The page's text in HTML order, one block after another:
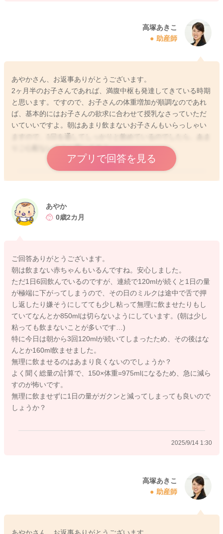
2025/9/13 6:49
高塚あきこ
助産師
あやかさん、お返事ありがとうございます。
2ヶ月半のお子さんであれば、満腹中枢も発達してきている時期
と思います。ですので、お子さんの体重増加が順調なのであれ
ば、基本的にはお子さんの欲求に合わせて授乳なさっていただ
いていいですよ。朝はあまり飲まないお子さんもいらっしゃい
ますので、1日を通してしっかりと飲めているのでしたら、あま
りご心配ないように思いますよ。
アプリで回答を見る
あやか
0歳2カ月
ご回答ありがとうございます。
朝は飲まない赤ちゃんもいるんですね。安心しました。
ただ1日6回飲んでいるのですが、連続で120mlが続くと1日の量
が極端に下がってしまうので、その日のミルクは途中で舌で押
し返したり嫌そうにしてても少し粘って無理に飲ませたりもし
ていてなんとか850mlは切らないようにしています。(朝は少し
粘っても飲まないことが多いです…)
特に今日は朝から3回120mlが続いてしまったため、その後はな
んとか160ml飲ませました。
無理に飲ませるのはあまり良くないのでしょうか？
よく聞く総量の計算で、150×体重=975mlになるため、急に減ら
すのが怖いです。
無理に飲ませずに1日の量がガクンと減ってしまっても良いので
しょうか？
2025/9/14 1:30
高塚あきこ
助産師